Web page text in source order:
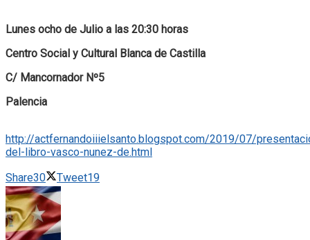
Lunes ocho de Julio a las 20:30 horas
Centro Social y Cultural Blanca de Castilla
C/ Mancornador Nº5
Palencia
http://actfernandoiiielsanto.blogspot.com/2019/07/
del-libro-vasco-nunez-de.html
Share30 Tweet19